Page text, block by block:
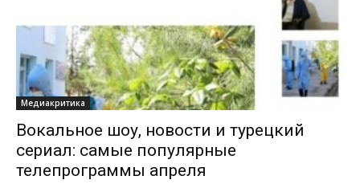
Медиакритика
Вокальное шоу, новости и турецкий
сериал: самые популярные
телепрограммы апреля